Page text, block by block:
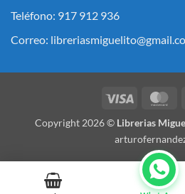
Teléfono: 917 912 936
Correo:
Visa
Copyright 2026 © Librerias